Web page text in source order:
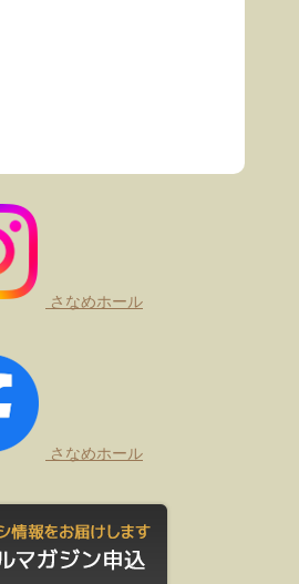
さなめホール
さなめホール